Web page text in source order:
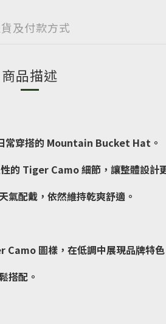
及付款方式
商品描述
常穿搭的 Mountain Bucket Hat。
的 Tiger Camo 細節，讓整體設計
氣配戴，依然維持乾爽舒適。
圖樣，在低調中展現品牌特色
搭配。